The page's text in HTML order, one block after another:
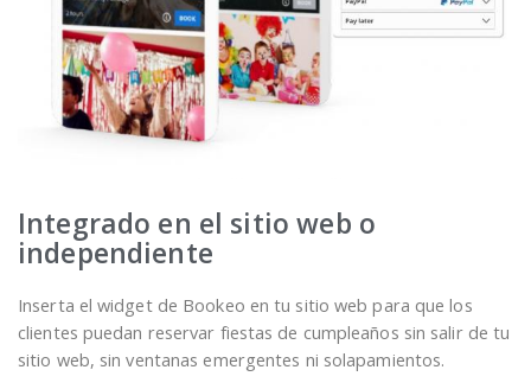
Integrado en el sitio web o
independiente
Inserta el widget de Bookeo en tu sitio web para que los
clientes puedan reservar fiestas de cumpleaños sin salir de tu
sitio web, sin ventanas emergentes ni solapamientos.